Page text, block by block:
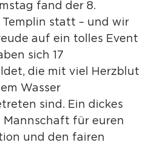
fand der 8.
statt – und wir
auf ein tolles Event
sich 17
die mit viel Herzblut
Wasser
sind. Ein dickes
Mannschaft für euren
und den fairen